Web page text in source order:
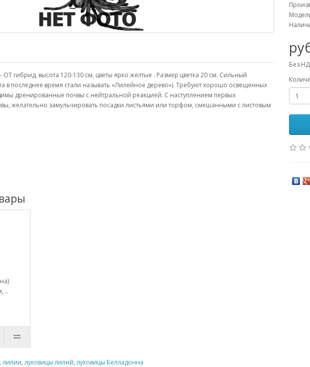
гибрид, высота 120-130 см, цветы ярко желтые . Размер цветка 20 см. Сильный
в последнее время стали называть «Лилейное дерево»). Требуют хорошо освещенных
дренированные почвы с нейтральной реакцией. С наступлением первых
желательно замульчировать посадки листьями или торфом, смешанными с листовым
Без
..
, лилии, луковицы лилий, луковицы Белладонна